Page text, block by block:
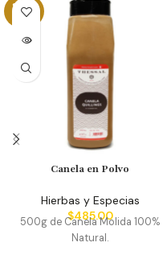
SOLD
OUT
Canela en Polvo
Hierbas y Especias
$485.00
500g de Canela Molida 100%
Natural.